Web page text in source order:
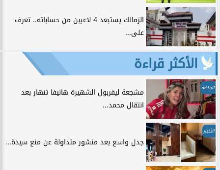
الزمالك يستبعد 4 لاعبين من حساباته.. تعرف
على...
الأكثر قراءة
الرياضة
مشجعة ليفربول الشهيرة هانيفا تنهار بعد
انتقال محمد...
الأخبار
جدل واسع بعد منشور متداولة عن منع سيدة...